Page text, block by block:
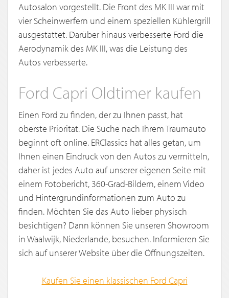
Autosalon vorgestellt. Die Front des MK III war mit
vier Scheinwerfern und einem speziellen Kühlergrill
ausgestattet. Darüber hinaus verbesserte Ford die
Aerodynamik des MK III, was die Leistung des
Autos verbesserte.
Ford Capri Oldtimer kaufen
Einen Ford zu finden, der zu Ihnen passt, hat
oberste Priorität. Die Suche nach Ihrem Traumauto
beginnt oft online. ERClassics hat alles getan, um
Ihnen einen Eindruck von den Autos zu vermitteln,
daher ist jedes Auto auf unserer eigenen Seite mit
einem Fotobericht, 360-Grad-Bildern, einem Video
und Hintergrundinformationen zum Auto zu
finden. Möchten Sie das Auto lieber physisch
besichtigen? Dann können Sie unseren Showroom
in Waalwijk, Niederlande, besuchen. Informieren Sie
sich auf unserer Website über die Öffnungszeiten.
Kaufen Sie einen klassischen Ford Capri